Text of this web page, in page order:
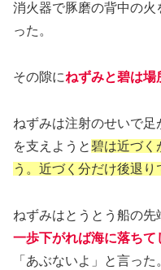
消火器で豚磨の背中の
った。
その隙にねずみと碧は場
ねずみは注射のせいで
を支えようと 碧は近づく
う。近づく分だけ後退り
ねずみはとうとう船の先
一歩下がれば海に落ちて
「あぶないよ」と言った